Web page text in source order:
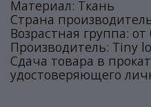
Материал: Ткань
Страна
Возрастная группа: от
Производитель: Tiny
Сдача товара в
удостоверяющего